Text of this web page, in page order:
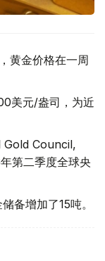
黄金价格在一周
美元/盎司，为近
Gold Council,
第二季度全球央
备增加了15吨。